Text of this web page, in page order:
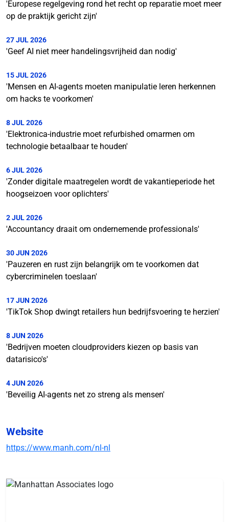
'Europese regelgeving rond het recht op reparatie moet meer
op de praktijk gericht zijn'
27 JUL 2026
'Geef AI niet meer handelingsvrijheid dan nodig'
15 JUL 2026
'Mensen en AI-agents moeten manipulatie leren herkennen
om hacks te voorkomen'
8 JUL 2026
'Elektronica-industrie moet refurbished omarmen om
technologie betaalbaar te houden'
6 JUL 2026
'Zonder digitale maatregelen wordt de vakantieperiode het
hoogseizoen voor oplichters'
2 JUL 2026
'Accountancy draait om ondernemende professionals'
30 JUN 2026
'Pauzeren en rust zijn belangrijk om te voorkomen dat
cybercriminelen toeslaan'
17 JUN 2026
'TikTok Shop dwingt retailers hun bedrijfsvoering te herzien'
8 JUN 2026
'Bedrijven moeten cloudproviders kiezen op basis van
datarisico's'
4 JUN 2026
'Beveilig AI-agents net zo streng als mensen'
Website
https://www.manh.com/nl-nl